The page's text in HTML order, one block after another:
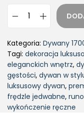
Kategoria: Dywany
Tagi: dekoracja
eleganckich wnętrz,
gęstości, dywan w
luksusowy dywan,
frędzle jedwabne,
wykończenie ręczne